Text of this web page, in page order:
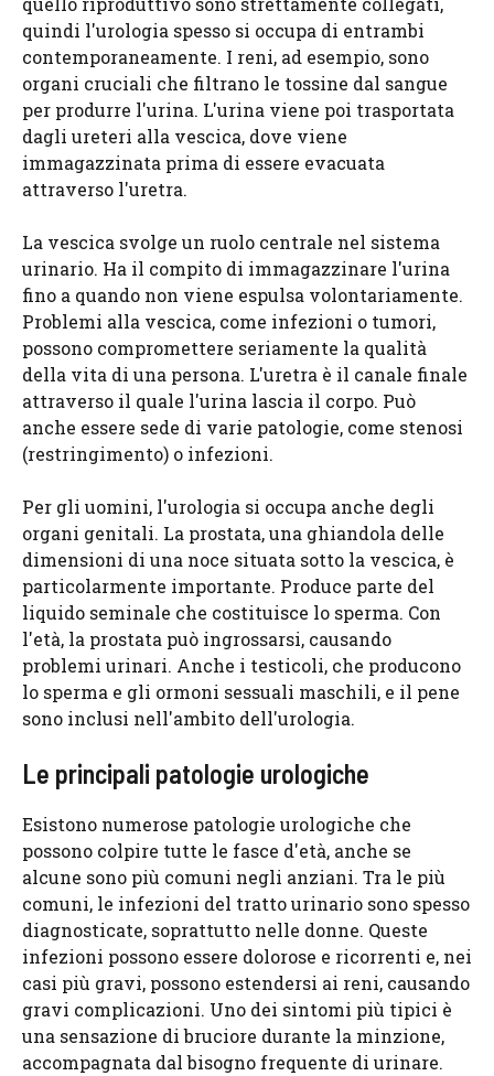
quindi l'urologia spesso si occupa di entrambi
contemporaneamente. I reni, ad esempio, sono
organi cruciali che filtrano le tossine dal sangue
per produrre l'urina. L'urina viene poi trasportata
dagli ureteri alla vescica, dove viene
immagazzinata prima di essere evacuata
attraverso l'uretra.
La vescica svolge un ruolo centrale nel sistema
urinario. Ha il compito di immagazzinare l'urina
fino a quando non viene espulsa volontariamente.
Problemi alla vescica, come infezioni o tumori,
possono compromettere seriamente la qualità
della vita di una persona. L'uretra è il canale finale
attraverso il quale l'urina lascia il corpo. Può
anche essere sede di varie patologie, come stenosi
(restringimento) o infezioni.
Per gli uomini, l'urologia si occupa anche degli
organi genitali. La prostata, una ghiandola delle
dimensioni di una noce situata sotto la vescica, è
particolarmente importante. Produce parte del
liquido seminale che costituisce lo sperma. Con
l'età, la prostata può ingrossarsi, causando
problemi urinari. Anche i testicoli, che producono
lo sperma e gli ormoni sessuali maschili, e il pene
sono inclusi nell'ambito dell'urologia.
Le principali patologie urologiche
Esistono numerose patologie urologiche che
possono colpire tutte le fasce d'età, anche se
alcune sono più comuni negli anziani. Tra le più
comuni, le infezioni del tratto urinario sono spesso
diagnosticate, soprattutto nelle donne. Queste
infezioni possono essere dolorose e ricorrenti e, nei
casi più gravi, possono estendersi ai reni, causando
gravi complicazioni. Uno dei sintomi più tipici è
una sensazione di bruciore durante la minzione,
accompagnata dal bisogno frequente di urinare.